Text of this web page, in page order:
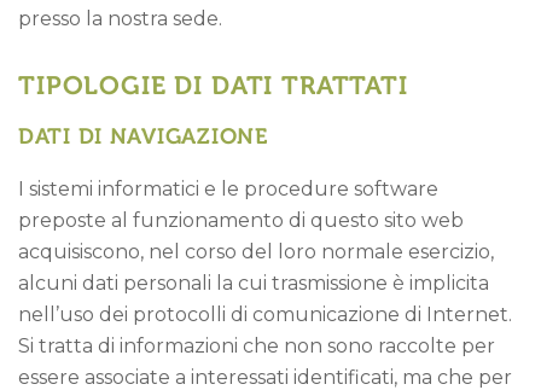
presso la nostra sede.
TIPOLOGIE DI DATI TRATTATI
DATI DI NAVIGAZIONE
I sistemi informatici e le procedure software
preposte al funzionamento di questo sito web
acquisiscono, nel corso del loro normale esercizio,
alcuni dati personali la cui trasmissione è implicita
nell’uso dei protocolli di comunicazione di Internet.
Si tratta di informazioni che non sono raccolte per
essere associate a interessati identificati, ma che per